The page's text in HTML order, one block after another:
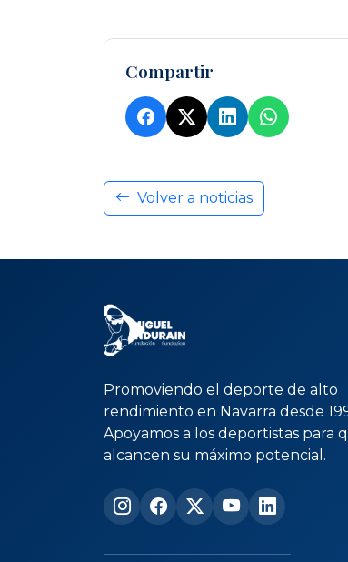
Volver a noticias
Promoviendo el deporte de alto
rendimiento en Navarra desde
Apoyamos a los deportistas para
alcancen su máximo potencial.
Canal de WhatsApp